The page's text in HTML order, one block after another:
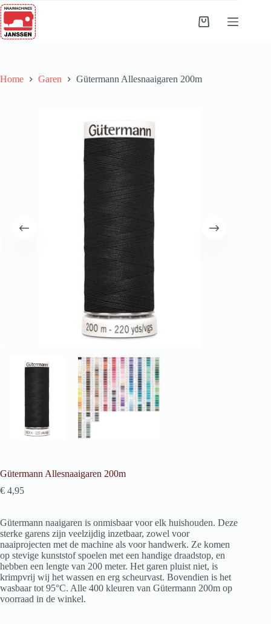
Ga
naar
de
inhoud
Winkelwagen
Home Garen Gütermann Allesnaaigaren 200m
Gütermann Allesnaaigaren 200m
€ 4,95
Gütermann naaigaren is onmisbaar voor elk huishouden. Deze
sterke garens zijn veelzijdig inzetbaar, zowel voor
naaiprojecten met de machine als voor handwerk. Ze komen
op stevige kunststof spoelen met een handige draadstop, en
hebben een lengte van 200 meter. Het garen pluist niet, is
krimpvrij wij het wassen en erg scheurvast. Bovendien is het
wasbaar tot 95°C. Alle 400 kleuren van Gütermann 200m op
voorraad in de winkel.